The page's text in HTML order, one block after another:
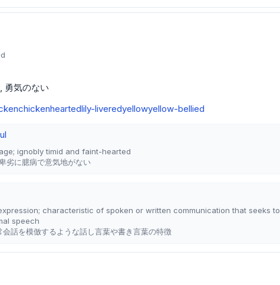
勇気のない
chickenheartedlily-liveredyellowyellow-bellied
ignobly timid and faint-hearted
劣に臆病で意気地がない
characteristic of spoken or written communication that seeks to
speech
会話を模倣するような話し言葉や書き言葉の特徴